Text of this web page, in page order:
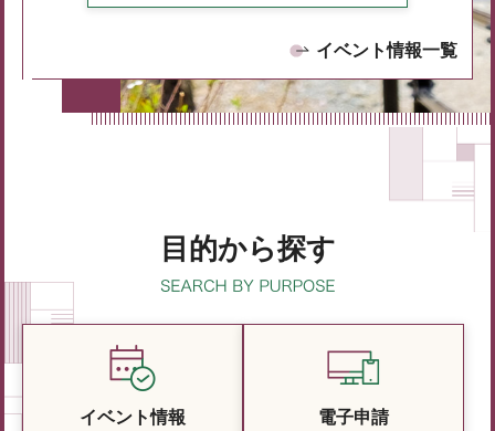
イベント情報一覧
目的から探す
イベント情報 電子申請